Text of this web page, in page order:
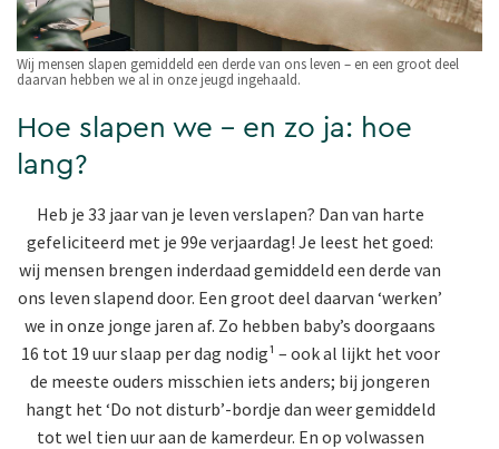
Wij mensen slapen gemiddeld een derde van ons leven – en een groot deel
daarvan hebben we al in onze jeugd ingehaald.
Hoe slapen we – en zo ja: hoe
lang?
Heb je 33 jaar van je leven verslapen? Dan van harte
gefeliciteerd met je 99e verjaardag! Je leest het goed:
wij mensen brengen inderdaad gemiddeld een derde van
ons leven slapend door. Een groot deel daarvan ‘werken’
we in onze jonge jaren af. Zo hebben baby’s doorgaans
16 tot 19 uur slaap per dag nodig¹ – ook al lijkt het voor
de meeste ouders misschien iets anders; bij jongeren
hangt het ‘Do not disturb’-bordje dan weer gemiddeld
tot wel tien uur aan de kamerdeur. En op volwassen